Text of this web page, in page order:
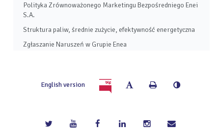
Polityka Zrównoważonego Marketingu Bezpośredniego Enei
S.A.
Struktura paliw, średnie zużycie, efektywność energetyczna
Zgłaszanie Naruszeń w Grupie Enea
English version
Zmień
czcionki
WydrukujWersja